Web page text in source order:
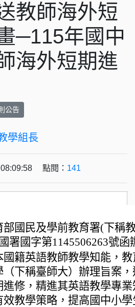
教師海外短
─115年國中
海外短期進
公告
學組長
08:09:58 點閱： 141
部國民及學前教育署(下稱
署國字第1145506263號函
國籍英語教師教學知能，
（下稱臺師大）辦理旨案
進修，精進其英語教學專
效教學策略，提高國中小